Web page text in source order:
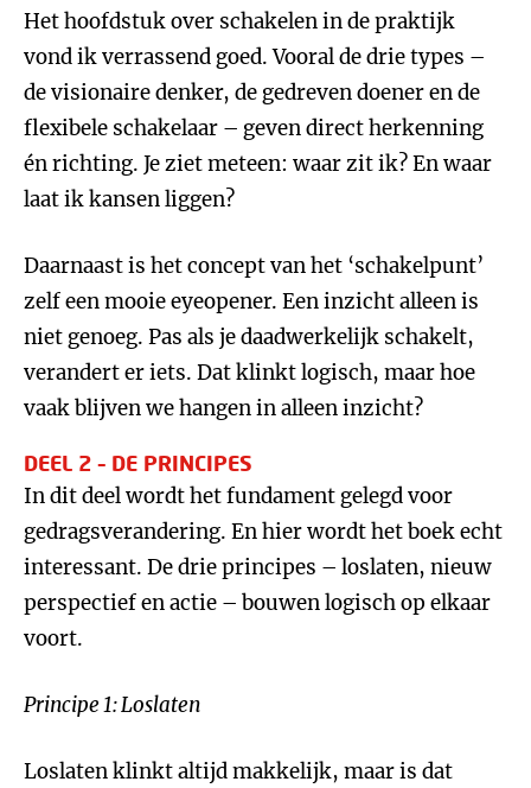
Het hoofdstuk over schakelen in de praktijk
vond ik verrassend goed. Vooral de drie types –
de visionaire denker, de gedreven doener en de
flexibele schakelaar – geven direct herkenning
én richting. Je ziet meteen: waar zit ik? En waar
laat ik kansen liggen?
Daarnaast is het concept van het ‘schakelpunt’
zelf een mooie eyeopener. Een inzicht alleen is
niet genoeg. Pas als je daadwerkelijk schakelt,
verandert er iets. Dat klinkt logisch, maar hoe
vaak blijven we hangen in alleen inzicht?
DEEL 2 – DE PRINCIPES
In dit deel wordt het fundament gelegd voor
gedragsverandering. En hier wordt het boek echt
interessant. De drie principes – loslaten, nieuw
perspectief en actie – bouwen logisch op elkaar
voort.
Principe 1: Loslaten
Loslaten klinkt altijd makkelijk, maar is dat